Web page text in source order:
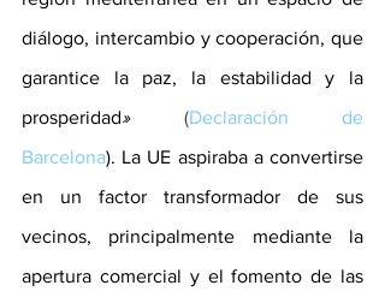
diálogo, intercambio y cooperación, que
garantice la paz, la estabilidad y la
prosperidad» (Declaración de
Barcelona). La UE aspiraba a convertirse
en un factor transformador de sus
vecinos, principalmente mediante la
apertura comercial y el fomento de las